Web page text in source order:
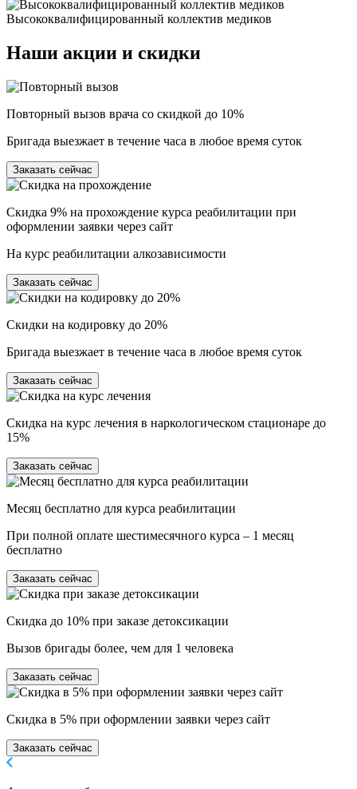
Высококвалифицированный коллектив медиков
Наши акции и скидки
Повторный вызов врача со скидкой до 10%
Бригада выезжает в течение часа в любое время суток
Заказать сейчас
Скидка 9% на прохождение курса реабилитации при
оформлении заявки через сайт
На курс реабилитации алкозависимости
Заказать сейчас
Скидки на кодировку до 20%
Бригада выезжает в течение часа в любое время суток
Заказать сейчас
Скидка на курс лечения в наркологическом стационаре до
15%
Заказать сейчас
Месяц бесплатно для курса реабилитации
При полной оплате шестимесячного курса – 1 месяц
бесплатно
Заказать сейчас
Скидка до 10% при заказе детоксикации
Вызов бригады более, чем для 1 человека
Заказать сейчас
Скидка в 5% при оформлении заявки через сайт
Заказать сейчас